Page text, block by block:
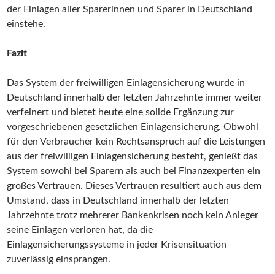
der Einlagen aller Sparerinnen und Sparer in Deutschland
einstehe.
Fazit
Das System der freiwilligen Einlagensicherung wurde in
Deutschland innerhalb der letzten Jahrzehnte immer weiter
verfeinert und bietet heute eine solide Ergänzung zur
vorgeschriebenen gesetzlichen Einlagensicherung. Obwohl
für den Verbraucher kein Rechtsanspruch auf die Leistungen
aus der freiwilligen Einlagensicherung besteht, genießt das
System sowohl bei Sparern als auch bei Finanzexperten ein
großes Vertrauen. Dieses Vertrauen resultiert auch aus dem
Umstand, dass in Deutschland innerhalb der letzten
Jahrzehnte trotz mehrerer Bankenkrisen noch kein Anleger
seine Einlagen verloren hat, da die
Einlagensicherungssysteme in jeder Krisensituation
zuverlässig einsprangen.